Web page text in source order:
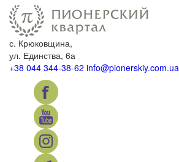
с. Крюковщина,
ул. Единства, 6а
+38 044 344-38-62 info@pionerskiy.com.ua